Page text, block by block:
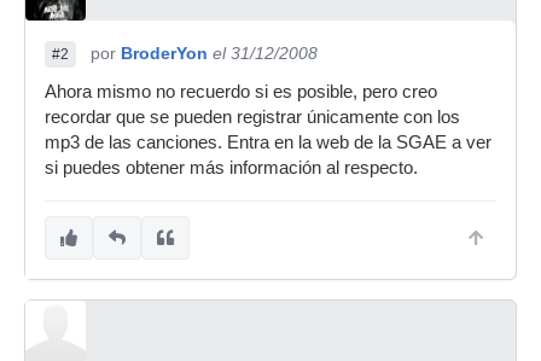
#2 por BroderYon el 31/12/2008
Ahora mismo no recuerdo si es posible, pero creo
recordar que se pueden registrar únicamente con los
mp3 de las canciones. Entra en la web de la SGAE a ver
si puedes obtener más información al respecto.